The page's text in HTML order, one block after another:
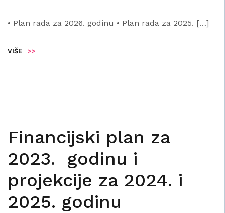
• Plan rada za 2026. godinu • Plan rada za 2025. […]
VIŠE >>
Financijski plan za
2023. godinu i
projekcije za 2024. i
2025. godinu